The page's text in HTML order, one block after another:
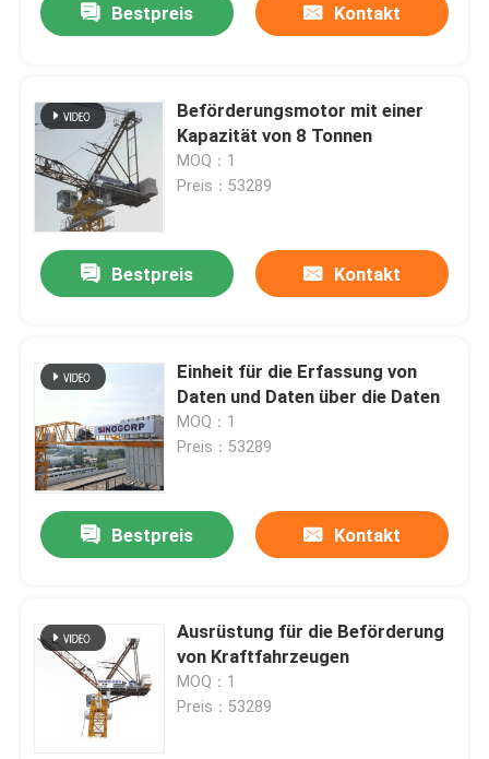
Bestpreis Kontakt
Beförderungsmotor mit einer
Kapazität von 8 Tonnen
MOQ：1
Preis：53289
Bestpreis Kontakt
Einheit für die Erfassung von
Daten und Daten über die Daten
MOQ：1
Preis：53289
Bestpreis Kontakt
Ausrüstung für die Beförderung
von Kraftfahrzeugen
MOQ：1
Preis：53289